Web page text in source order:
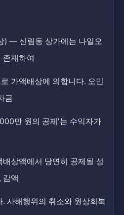
) — 신림동 상가에는 나일오
존재하여
가액배상에 의합니다. 오민
금
만 원의 공제'는 수익자가
상액에서 당연히 공제될 성
감액
사해행위의 취소와 원상회복